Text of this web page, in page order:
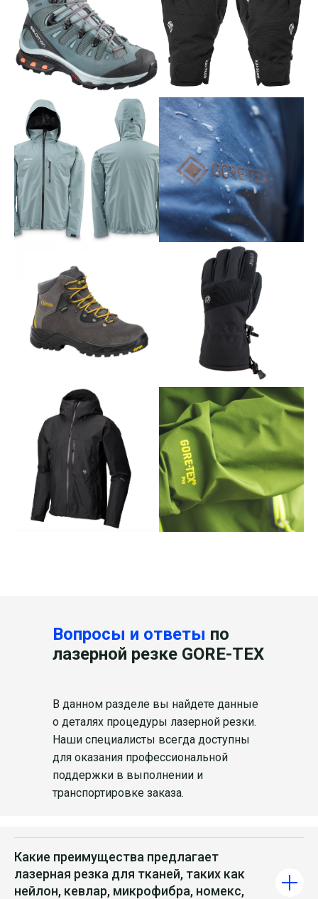
Вопросы и ответы по
лазерной резке GORE-TEX
В данном разделе вы найдете данные
о деталях процедуры лазерной резки.
Наши специалисты всегда доступны
для оказания профессиональной
поддержки в выполнении и
транспортировке заказа.
Какие преимущества предлагает
лазерная резка для тканей, таких как
нейлон, кевлар, микрофибра, номекс,